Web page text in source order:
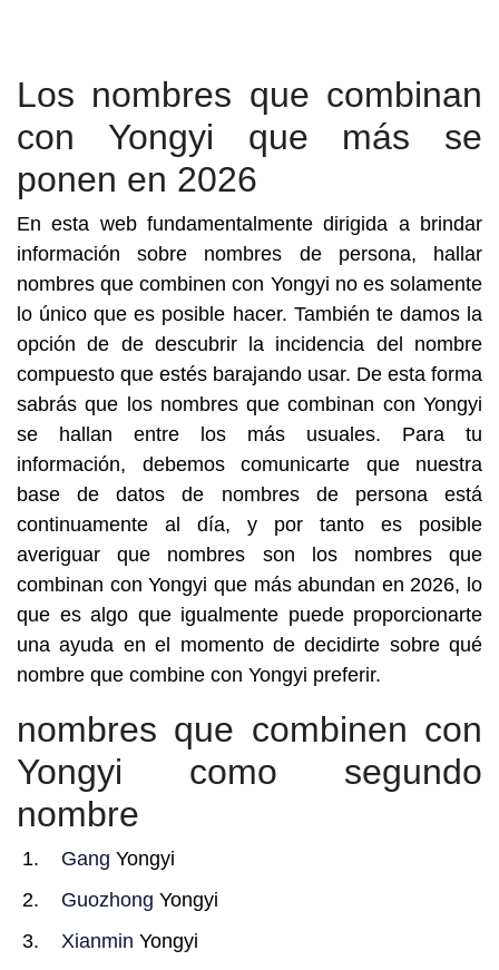
Los nombres que combinan
con Yongyi que más se
ponen en 2026
En esta web fundamentalmente dirigida a brindar
información sobre nombres de persona, hallar
nombres que combinen con Yongyi no es solamente
lo único que es posible hacer. También te damos la
opción de de descubrir la incidencia del nombre
compuesto que estés barajando usar. De esta forma
sabrás que los nombres que combinan con Yongyi
se hallan entre los más usuales. Para tu
información, debemos comunicarte que nuestra
base de datos de nombres de persona está
continuamente al día, y por tanto es posible
averiguar que nombres son los nombres que
combinan con Yongyi que más abundan en 2026, lo
que es algo que igualmente puede proporcionarte
una ayuda en el momento de decidirte sobre qué
nombre que combine con Yongyi preferir.
nombres que combinen con
Yongyi como segundo
nombre
Gang Yongyi
Guozhong Yongyi
Xianmin Yongyi